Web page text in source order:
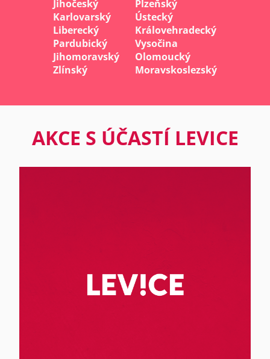
Jihočeský
Plzeňský
Karlovarský
Ústecký
Liberecký
Královehradecký
Pardubický
Vysočina
Jihomoravský
Olomoucký
Zlínský
Moravskoslezský
AKCE S ÚČASTÍ LEVICE